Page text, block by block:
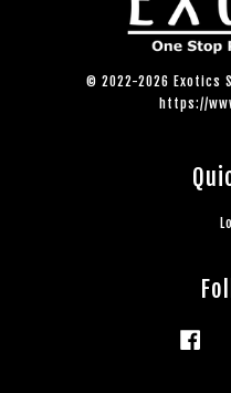
© 2022-2026 Exotics
https://